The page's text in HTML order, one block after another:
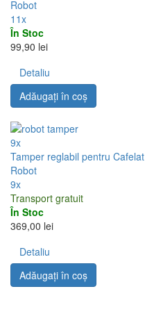
Robot
11x
În Stoc
99,90 lei
Detaliu
Adăugați în coş
9x
Tamper reglabil pentru Cafelat
Robot
9x
Transport gratuit
În Stoc
369,00 lei
Detaliu
Adăugați în coş